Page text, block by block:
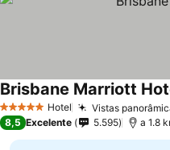
5 Estrelas Hotel Vistas
Brisbane Marriott
8,5 Excelente 5.595 a 1.8